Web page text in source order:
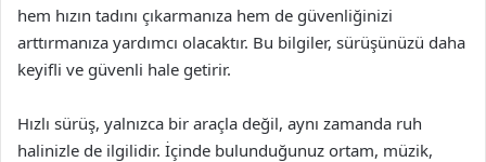
hem hızın tadını çıkarmanıza hem de güvenliğinizi
arttırmanıza yardımcı olacaktır. Bu bilgiler, sürüşünüzü daha
keyifli ve güvenli hale getirir.
Hızlı sürüş, yalnızca bir araçla değil, aynı zamanda ruh
halinizle de ilgilidir. İçinde bulunduğunuz ortam, müzik,